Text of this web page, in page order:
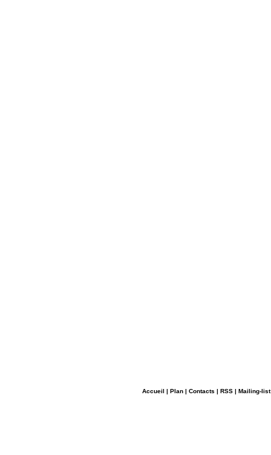
Accueil | Plan | Contacts | RSS | Mailing-list